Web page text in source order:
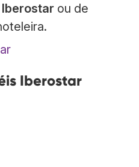
ou de
Iberostar